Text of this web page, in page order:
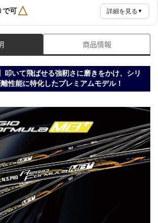
で可△ 詳細を見る ▼
商品情報
叩いて飛ばせる強靭さに磨きをかけ、シリ
性能に特化したプレミアムモデル！